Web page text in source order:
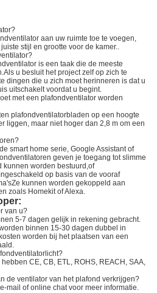
aan uw ruimte toe te voegen,
stijl en grootte voor de kamer..
is een taak die de meeste
u besluit het project zelf op zich te
dingen die u zich moet herinneren is dat u
uitschakelt voordat u begint.
met een plafondventilator worden
plafondventilatorbladen op een hoogte
liggen, maar niet hoger dan 2,8 m om een
smart home serie, Google Assistant of
geven je toegang tot slimme
kunnen worden bestuurd,of
op basis van de vooraf
kunnen worden gekoppeld aan
zoals Homekit of Alexa.
van u?
5-7 dagen gelijk in rekening gebracht.
binnen 15-30 dagen dubbel in
worden bij het plaatsen van een
CE, CB, ETL, ROHS, REACH, SAA,
de ventilator van het plafond verkrijgen?
mail of online chat voor meer informatie.